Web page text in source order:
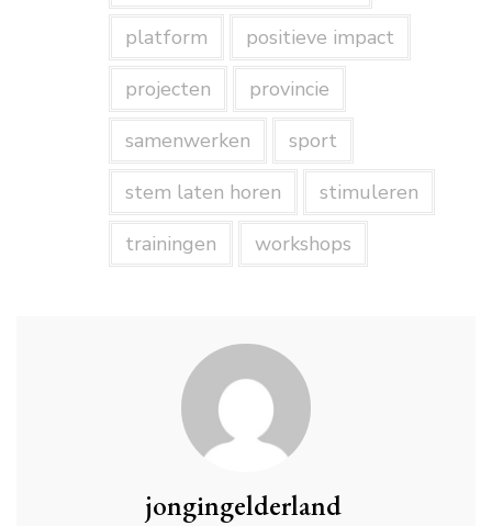
platform
positieve impact
projecten
provincie
samenwerken
sport
stem laten horen
stimuleren
trainingen
workshops
jongingelderland